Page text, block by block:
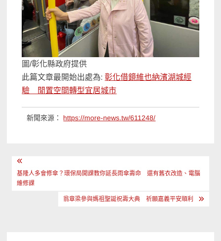
圖/彰化縣政府提供
此篇文章最開始出處為:彰化借鏡維也納濱湖城經
驗 閒置空間轉型宜居城市
新聞來源： https://more-news.tw/611248/
文
章
基隆人多會修傘？環保局開課教你延長雨傘壽命 還有舊衣改造、電腦
維修課
翁章梁參與媽祖聖誕祝壽大典 祈願嘉義平安順利